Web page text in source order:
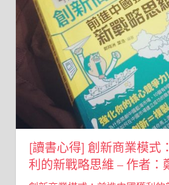
[讀書心得] 創新商業模式
利的新戰略思維 – 作者：